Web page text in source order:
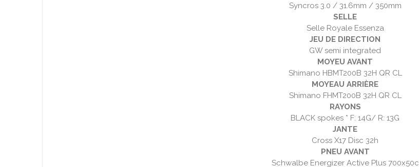
Syncros 3.0 / 31.6mm / 350mm
SELLE
Selle Royale Essenza
JEU DE DIRECTION
GW semi integrated
MOYEU AVANT
Shimano HBMT200B 32H QR CL
MOYEAU ARRIÈRE
Shimano FHMT200B 32H QR CL
RAYONS
BLACK spokes * F: 14G/ R: 13G
JANTE
Cross X17 Disc 32h
PNEU AVANT
Schwalbe Energizer Active Plus 700x50c